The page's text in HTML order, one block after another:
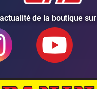
de la boutique